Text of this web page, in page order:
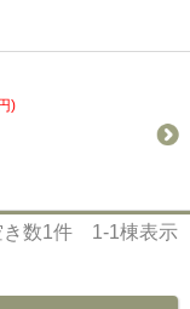
)
数1件 1-1棟表示